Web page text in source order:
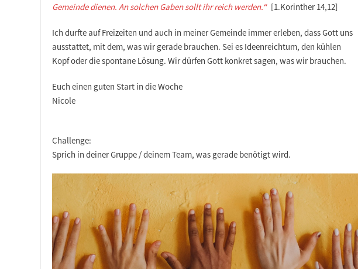
Gemeinde dienen. An solchen Gaben sollt ihr reich werden.“[1.Korinther 14,12]
Ich durfte auf Freizeiten und auch in meiner Gemeinde immer erleben, dass Gott uns
ausstattet, mit dem, was wir gerade brauchen. Sei es Ideenreichtum, den kühlen
Kopf oder die spontane Lösung. Wir dürfen Gott konkret sagen, was wir brauchen.
Euch einen guten Start in die Woche
Nicole
Challenge:
Sprich in deiner Gruppe / deinem Team, was gerade benötigt wird.